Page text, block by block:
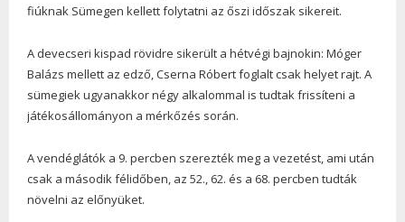
fiúknak Sümegen kellett folytatni az őszi időszak sikereit.
A devecseri kispad rövidre sikerült a hétvégi bajnokin: Móger
Balázs mellett az edző, Cserna Róbert foglalt csak helyet rajt. A
sümegiek ugyanakkor négy alkalommal is tudtak frissíteni a
játékosállományon a mérkőzés során.
A vendéglátók a 9. percben szerezték meg a vezetést, ami után
csak a második félidőben, az 52., 62. és a 68. percben tudták
növelni az előnyüket.